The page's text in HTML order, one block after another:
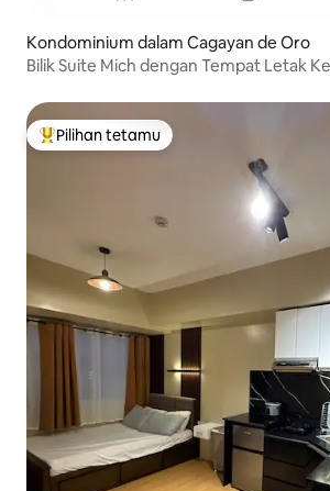
Kondominium dalam Cagayan de Oro
Bilik Suite Mich dengan Tempat Letak
Pilihan utama tetamu
Pilihan tetamu